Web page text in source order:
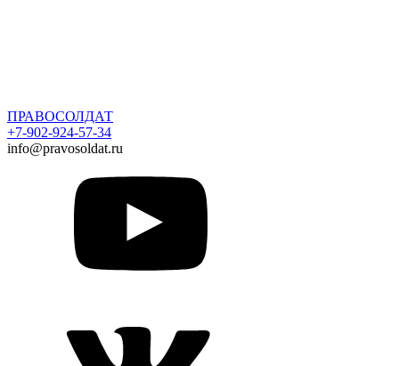
ПРАВОСОЛДАТ
+7-902-924-57-34
info@pravosoldat.ru